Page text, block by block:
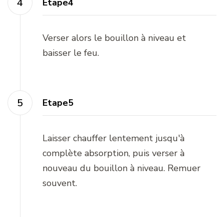
Etape4
Verser alors le bouillon à niveau et
baisser le feu.
Etape5
Laisser chauffer lentement jusqu'à
complète absorption, puis verser à
nouveau du bouillon à niveau. Remuer
souvent.